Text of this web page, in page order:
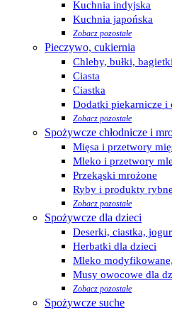
Kuchnia indyjska
Kuchnia japońska
Zobacz pozostałe
Pieczywo, cukiernia
Chleby, bułki, bagietki
Ciasta
Ciastka
Dodatki piekarnicze i
Zobacz pozostałe
Spożywcze chłodnicze i
Mięsa i przetwory
Mleko i przetwory
Przekąski mrożone
Ryby i produkty rybne
Zobacz pozostałe
Spożywcze dla dzieci
Deserki, ciastka,
Herbatki dla dzieci
Mleko
Musy owocowe dla
Zobacz pozostałe
Spożywcze suche